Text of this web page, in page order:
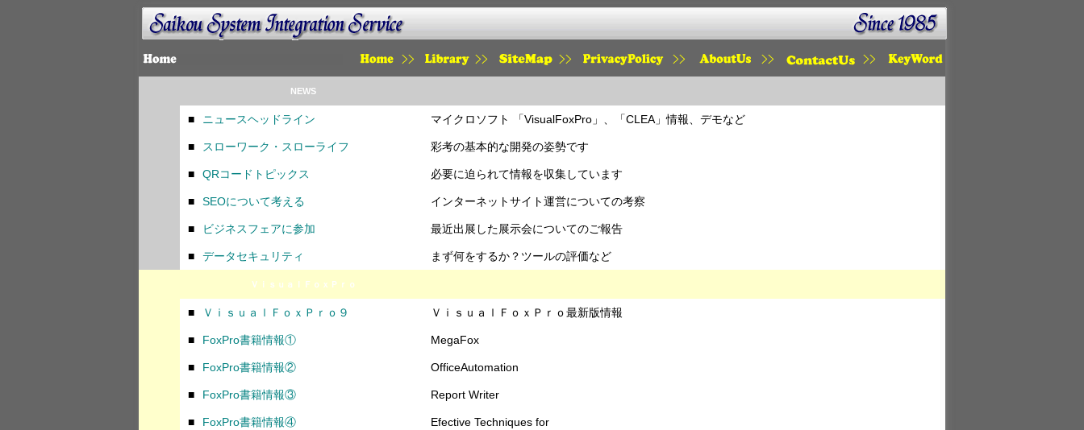
HOME LIBRARY SITEMAP PRIVACY SAIKOU MAIL KETWORD
NEWS
■ ニュースヘッドライン マイクロソフト 「VisualFoxPro」、「CLEA」情報、デモなど
■ スローワーク・スローライフ 彩考の基本的な開発の姿勢です
■ QRコードトピックス 必要に迫られて情報を収集しています
■ SEOについて考える インターネットサイト運営についての考察
■ ビジネスフェアに参加 最近出展した展示会についてのご報告
■ データセキュリティ まず何をするか？ツールの評価など
ＶｉｓｕａｌＦｏｘＰｒｏ
■ ＶｉｓｕａｌＦｏｘＰｒｏ９ ＶｉｓｕａｌＦｏｘＰｒｏ最新版情報
■ FoxPro書籍情報① MegaFox
■ FoxPro書籍情報② OfficeAutomation
■ FoxPro書籍情報③ Report Writer
■ FoxPro書籍情報④ Efective Techniques for